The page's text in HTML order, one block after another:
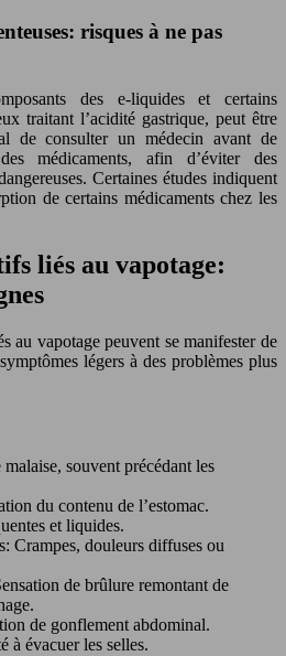
risques à ne pas
des e-liquides et certains
traitant l’acidité gastrique, peut être
de consulter un médecin avant de
médicaments, afin d’éviter des
Certaines études indiquent
de certains médicaments chez les
liés au vapotage:
au vapotage peuvent se manifester de
légers à des problèmes plus
souvent précédant les
du contenu de l’estomac.
et liquides.
Crampes, douleurs diffuses ou
de brûlure remontant de
de gonflement abdominal.
évacuer les selles.